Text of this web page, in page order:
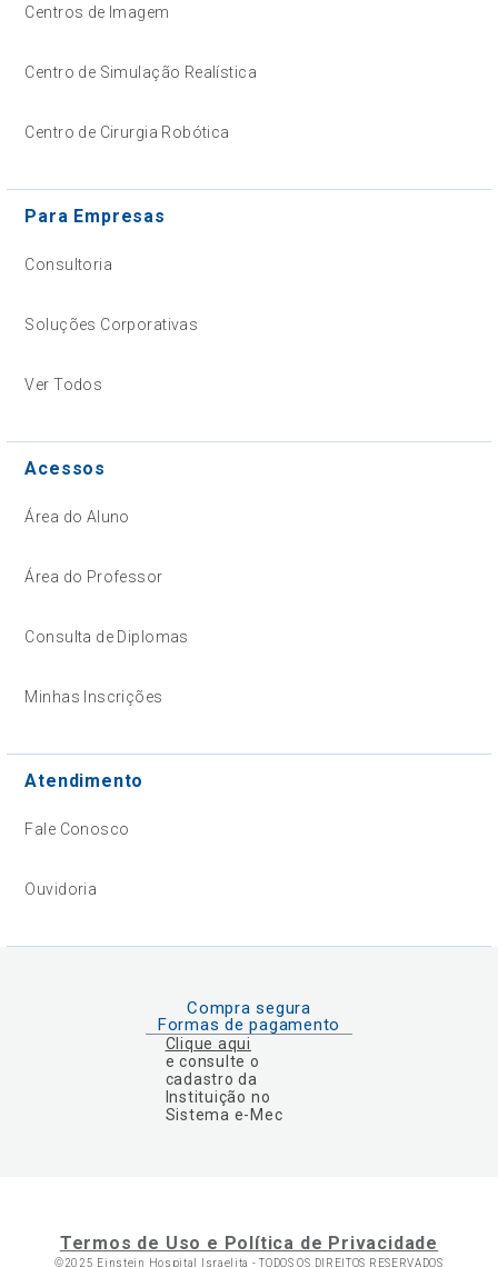
Centros de Imagem
Centro de Simulação Realística
Centro de Cirurgia Robótica
Para Empresas
Consultoria
Soluções Corporativas
Ver Todos
Acessos
Área do Aluno
Área do Professor
Consulta de Diplomas
Minhas Inscrições
Atendimento
Fale Conosco
Ouvidoria
Compra segura
Formas de pagamento
Clique aqui
e consulte o
cadastro da
Instituição no
Sistema e-Mec
Termos de Uso e Política de Privacidade
©2025 Einstein Hospital Israelita -TODOS OS DIREITOS RESERVADOS